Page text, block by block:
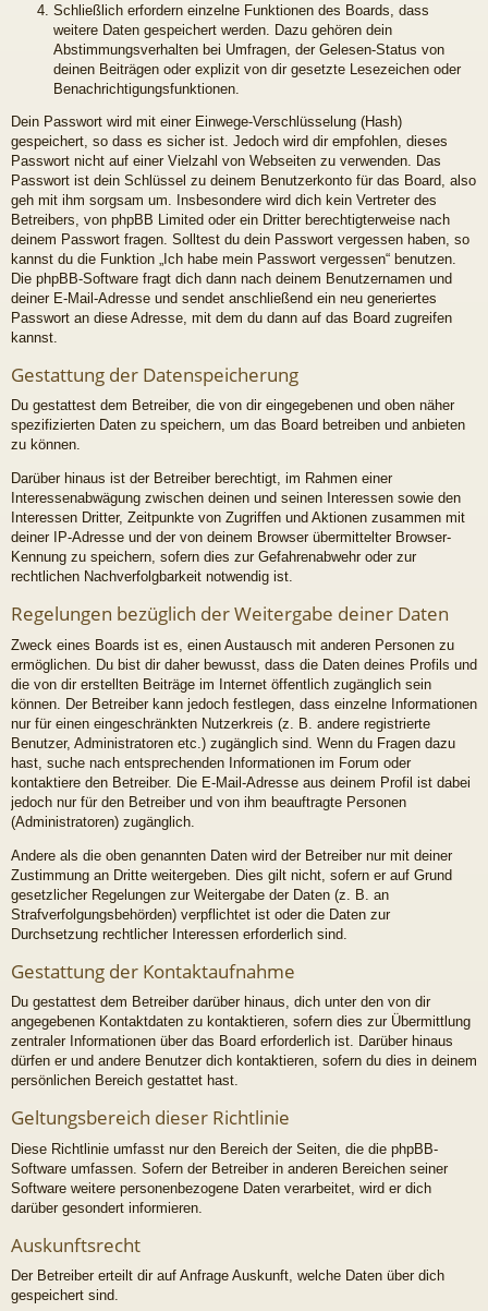
Schließlich erfordern einzelne Funktionen des Boards, dass
weitere Daten gespeichert werden. Dazu gehören dein
Abstimmungsverhalten bei Umfragen, der Gelesen-Status von
deinen Beiträgen oder explizit von dir gesetzte Lesezeichen oder
Benachrichtigungsfunktionen.
Dein Passwort wird mit einer Einwege-Verschlüsselung (Hash)
gespeichert, so dass es sicher ist. Jedoch wird dir empfohlen, dieses
Passwort nicht auf einer Vielzahl von Webseiten zu verwenden. Das
Passwort ist dein Schlüssel zu deinem Benutzerkonto für das Board, also
geh mit ihm sorgsam um. Insbesondere wird dich kein Vertreter des
Betreibers, von phpBB Limited oder ein Dritter berechtigterweise nach
deinem Passwort fragen. Solltest du dein Passwort vergessen haben, so
kannst du die Funktion „Ich habe mein Passwort vergessen“ benutzen.
Die phpBB-Software fragt dich dann nach deinem Benutzernamen und
deiner E-Mail-Adresse und sendet anschließend ein neu generiertes
Passwort an diese Adresse, mit dem du dann auf das Board zugreifen
kannst.
Gestattung der Datenspeicherung
Du gestattest dem Betreiber, die von dir eingegebenen und oben näher
spezifizierten Daten zu speichern, um das Board betreiben und anbieten
zu können.
Darüber hinaus ist der Betreiber berechtigt, im Rahmen einer
Interessenabwägung zwischen deinen und seinen Interessen sowie den
Interessen Dritter, Zeitpunkte von Zugriffen und Aktionen zusammen mit
deiner IP-Adresse und der von deinem Browser übermittelter Browser-
Kennung zu speichern, sofern dies zur Gefahrenabwehr oder zur
rechtlichen Nachverfolgbarkeit notwendig ist.
Regelungen bezüglich der Weitergabe deiner Daten
Zweck eines Boards ist es, einen Austausch mit anderen Personen zu
ermöglichen. Du bist dir daher bewusst, dass die Daten deines Profils und
die von dir erstellten Beiträge im Internet öffentlich zugänglich sein
können. Der Betreiber kann jedoch festlegen, dass einzelne Informationen
nur für einen eingeschränkten Nutzerkreis (z. B. andere registrierte
Benutzer, Administratoren etc.) zugänglich sind. Wenn du Fragen dazu
hast, suche nach entsprechenden Informationen im Forum oder
kontaktiere den Betreiber. Die E-Mail-Adresse aus deinem Profil ist dabei
jedoch nur für den Betreiber und von ihm beauftragte Personen
(Administratoren) zugänglich.
Andere als die oben genannten Daten wird der Betreiber nur mit deiner
Zustimmung an Dritte weitergeben. Dies gilt nicht, sofern er auf Grund
gesetzlicher Regelungen zur Weitergabe der Daten (z. B. an
Strafverfolgungsbehörden) verpflichtet ist oder die Daten zur
Durchsetzung rechtlicher Interessen erforderlich sind.
Gestattung der Kontaktaufnahme
Du gestattest dem Betreiber darüber hinaus, dich unter den von dir
angegebenen Kontaktdaten zu kontaktieren, sofern dies zur Übermittlung
zentraler Informationen über das Board erforderlich ist. Darüber hinaus
dürfen er und andere Benutzer dich kontaktieren, sofern du dies in deinem
persönlichen Bereich gestattet hast.
Geltungsbereich dieser Richtlinie
Diese Richtlinie umfasst nur den Bereich der Seiten, die die phpBB-
Software umfassen. Sofern der Betreiber in anderen Bereichen seiner
Software weitere personenbezogene Daten verarbeitet, wird er dich
darüber gesondert informieren.
Auskunftsrecht
Der Betreiber erteilt dir auf Anfrage Auskunft, welche Daten über dich
gespeichert sind.